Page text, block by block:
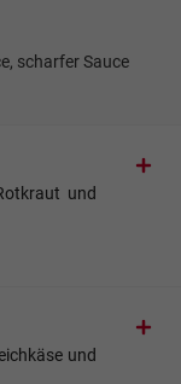
scharfer Sauce
und
und